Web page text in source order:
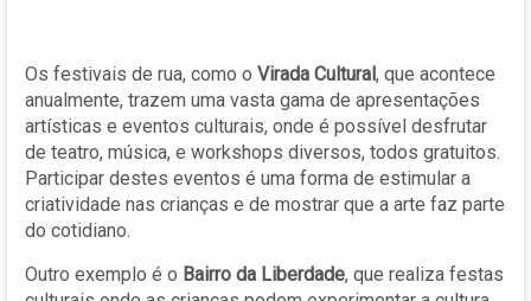
Os festivais de rua, como o Virada Cultural, que acontece
anualmente, trazem uma vasta gama de apresentações
artísticas e eventos culturais, onde é possível desfrutar
de teatro, música, e workshops diversos, todos gratuitos.
Participar destes eventos é uma forma de estimular a
criatividade nas crianças e de mostrar que a arte faz parte
do cotidiano.
Outro exemplo é o Bairro da Liberdade, que realiza festas